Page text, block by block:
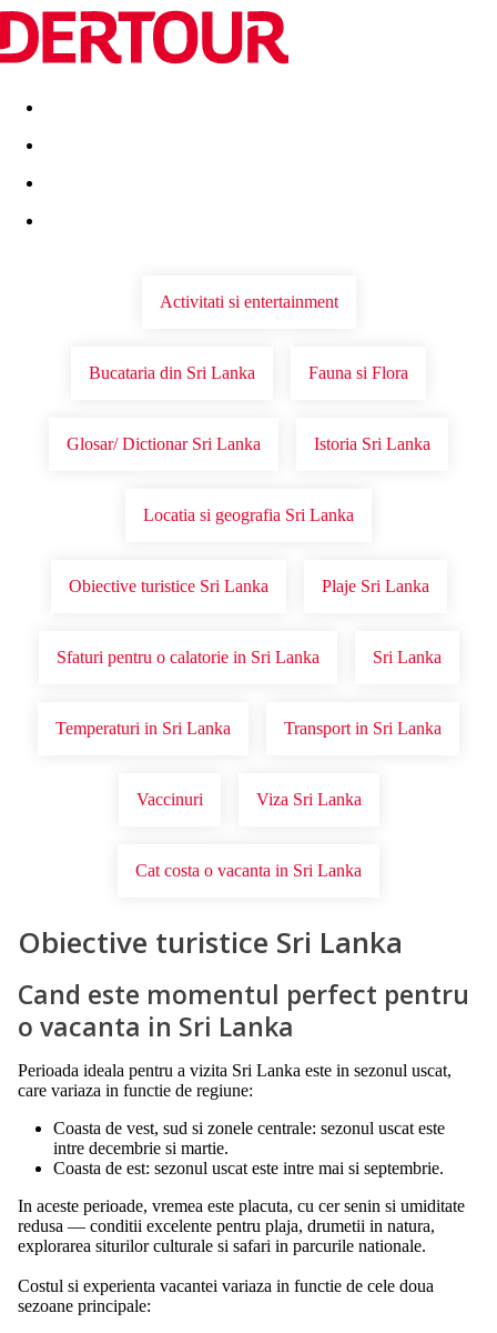
Destinatii Vacanta perfecta OFERTE DE NERATAT
Activitati si entertainment
Bucataria din Sri Lanka Fauna si Flora
Glosar/ Dictionar Sri Lanka Istoria Sri Lanka
Locatia si geografia Sri Lanka
Obiective turistice Sri Lanka Plaje Sri Lanka
Sfaturi pentru o calatorie in Sri Lanka Sri Lanka
Temperaturi in Sri Lanka Transport in Sri Lanka
Vaccinuri Viza Sri Lanka
Cat costa o vacanta in Sri Lanka
Obiective turistice Sri Lanka
Cand este momentul perfect pentru
o vacanta in Sri Lanka
Perioada ideala pentru a vizita Sri Lanka este in sezonul uscat,
care variaza in functie de regiune:
Coasta de vest, sud si zonele centrale: sezonul uscat este
intre decembrie si martie.
Coasta de est: sezonul uscat este intre mai si septembrie.
In aceste perioade, vremea este placuta, cu cer senin si umiditate
redusa — conditii excelente pentru plaja, drumetii in natura,
explorarea siturilor culturale si safari in parcurile nationale.
Costul si experienta vacantei variaza in functie de cele doua
sezoane principale: